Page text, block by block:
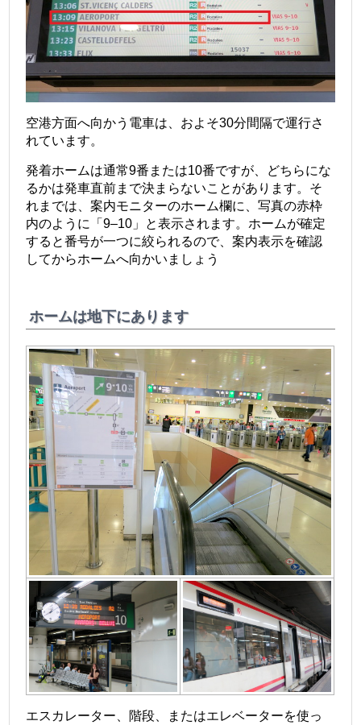
空港方面へ向かう電車は、およそ30分間隔で運行さ
れています。
発着ホームは通常9番または10番ですが、どちらにな
るかは発車直前まで決まらないことがあります。そ
れまでは、案内モニターのホーム欄に、写真の赤枠
内のように「9–10」と表示されます。ホームが確定
すると番号が一つに絞られるので、案内表示を確認
してからホームへ向かいましょう
ホームは地下にあります
エスカレーター、階段、またはエレベーターを使っ